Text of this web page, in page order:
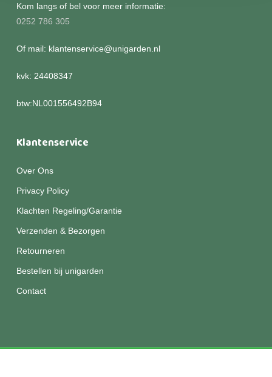
Kom langs of bel voor meer informatie:
0252 786 305
Of mail: klantenservice@unigarden.nl
kvk: 24408347
btw:NL001556492B94
Klantenservice
Over Ons
Privacy Policy
Klachten Regeling/Garantie
Verzenden & Bezorgen
Retourneren
Bestellen bij unigarden
Contact